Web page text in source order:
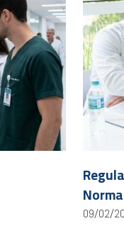
09/02/